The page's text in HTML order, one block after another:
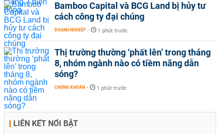
Bamboo Capital và BCG Land bị hủy tư
cách công ty đại chúng
DOANH NGHIỆP - 1 phút trước
Thị trường thường ‘phất lên’ trong tháng
8, nhóm ngành nào có tiềm năng dẫn
sóng?
CHỨNG KHOÁN - 1 phút trước
LIÊN KẾT NỔI BẬT